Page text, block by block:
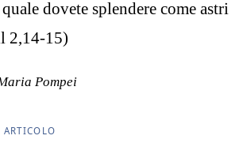
dovete splendere come astri
2,14-15)
Pompei